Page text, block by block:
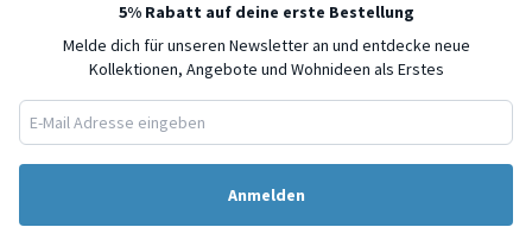
5% Rabatt auf deine erste Bestellung
Melde dich für unseren Newsletter an und entdecke neue
Kollektionen, Angebote und Wohnideen als Erstes
Anmelden